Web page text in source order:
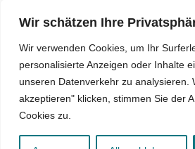
Wir schätzen Ihre
Wir verwenden Cookies, um Ihr
personalisierte Anzeigen oder Inhalte
unseren Datenverkehr zu analysieren.
akzeptieren" klicken, stimmen Sie der
Cookies zu.
Verantwortung bleibt“
ISLAMISCHE FAKULTÄT IN MÜNSTEREine
die deutsche Religionspolitik
GASTBEITRAGWarum die